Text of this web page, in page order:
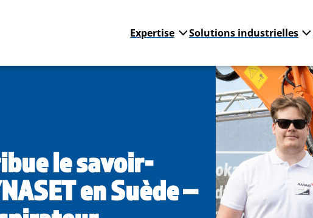
Expertise Solutions industrielles
le savoir-
en Suède –